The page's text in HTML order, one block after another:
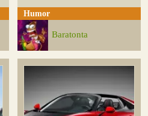
Humor
Baratonta